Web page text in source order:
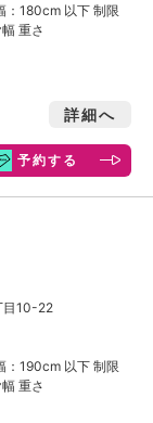
：180cm 以下 制限
重さ
詳細へ
予約する
目10-22
：190cm 以下 制限
重さ